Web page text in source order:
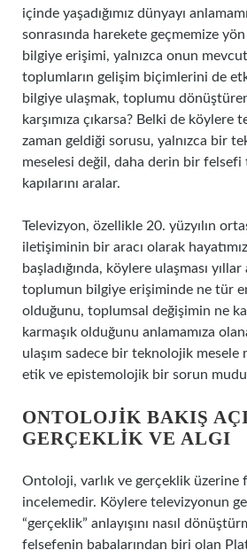
içinde yaşadığımız dünyayı
sonrasında harekete geçmemize
bilgiye erişimi, yalnızca onun
toplumların gelişim biçimlerini de
bilgiye ulaşmak, toplumu
karşımıza çıkarsa? Belki de köylere
zaman geldiği sorusu, yalnızca bir
meselesi değil, daha derin bir felsefi
kapılarını aralar.
Televizyon, özellikle 20. yüzyılın
iletişiminin bir aracı olarak
başladığında, köylere ulaşması
toplumun bilgiye erişiminde ne tür
olduğunu, toplumsal değişimin ne
karmaşık olduğunu anlamamıza
ulaşım sadece bir teknolojik mesele
etik ve epistemolojik bir sorun
ONTOLOJIK BAKIŞ
GERÇEKLIK VE ALGI
Ontoloji, varlık ve gerçeklik üzerine
incelemedir. Köylere televizyonun
“gerçeklik” anlayışını nasıl
felsefenin babalarından biri olan